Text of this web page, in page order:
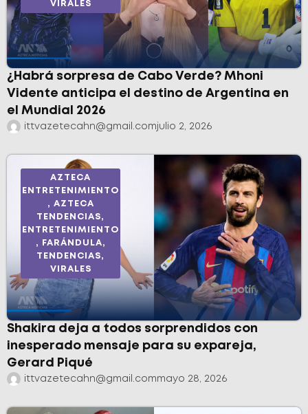
VIRALES
¿Habrá sorpresa de Cabo Verde? Mhoni
Vidente anticipa el destino de Argentina en
el Mundial 2026
ittvazetecahn@gmail.comjulio 2, 2026
AZTECA
ENTRETENIMIENTO
, AZTECA
TENDENCIAS,
ENTRETENIMIENTO
,
FARÁNDULA,
TENDENCIAS,
VIRALES
Shakira deja a todos sorprendidos con
inesperado mensaje para su expareja,
Gerard Piqué
ittvazetecahn@gmail.commayo 28, 2026